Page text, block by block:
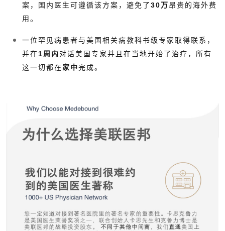
案，国内医生可遵循该方案，避免了30万昂贵的海外费
用。
一位罕见病患者与美国相关病教科书级专家取得联系，
并在1周内对话美国专家并且在当地开始了治疗，所有
这一切都在家中完成。